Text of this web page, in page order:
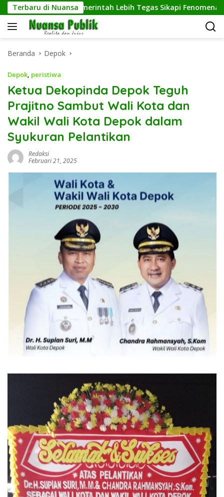
Langsung
ke
konten
Terbaru di Nuansa
Desak Pemerintah Lebih Tegas Sikapi Fenomena LGBT
Beranda Depok
Depok, peristiwa
Ketua Dekopinda Depok Teguh
Prajitno Sambut Wali Kota dan
Wakil Wali Kota Depok dalam
Syukuran Pelantikan
Redaksi
Februari 21, 2025